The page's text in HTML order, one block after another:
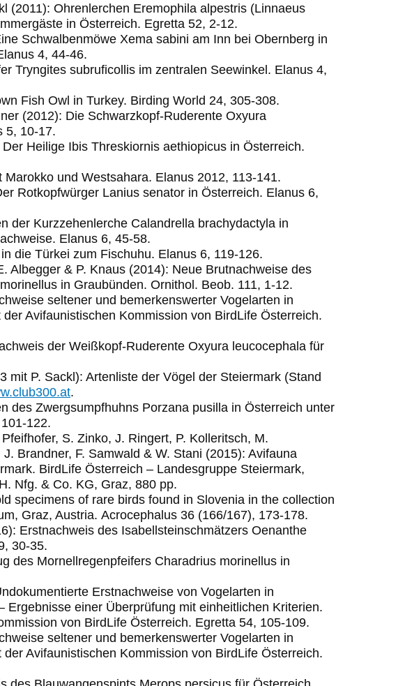
(2011): Ohrenlerchen Eremophila alpestris (Linnaeus
in Österreich. Egretta 52, 2-12.
Schwalbenmöwe Xema sabini am Inn bei Obernberg in
4, 44-46.
Tryngites subruficollis im zentralen Seewinkel. Elanus 4,
Fish Owl in Turkey. Birding World 24, 305-308.
(2012): Die Schwarzkopf-Ruderente Oxyura
5, 10-17.
Heilige Ibis Threskiornis aethiopicus in Österreich.
und Westsahara. Elanus 2012, 113-141.
Rotkopfwürger Lanius senator in Österreich. Elanus 6,
der Kurzzehenlerche Calandrella brachydactyla in
Elanus 6, 45-58.
die Türkei zum Fischuhu. Elanus 6, 119-126.
Albegger & P. Knaus (2014): Neue Brutnachweise des
in Graubünden. Ornithol. Beob. 111, 1-12.
seltener und bemerkenswerter Vogelarten in
Avifaunistischen Kommission von BirdLife Österreich.
der Weißkopf-Ruderente Oxyura leucocephala für
mit P. Sackl): Artenliste der Vögel der Steiermark (Stand
.
des Zwergsumpfhuhns Porzana pusilla in Österreich unter
122.
S. Zinko, J. Ringert, P. Kolleritsch, M.
Brandner, F. Samwald & W. Stani (2015): Avifauna
BirdLife Österreich – Landesgruppe Steiermark,
Nfg. & Co. KG, Graz, 880 pp.
specimens of rare birds found in Slovenia in the collection
Graz, Austria. Acrocephalus 36 (166/167), 173-178.
Erstnachweis des Isabellsteinschmätzers Oenanthe
30-35.
des Mornellregenpfeifers Charadrius morinellus in
Erstnachweise von Vogelarten in
Ergebnisse einer Überprüfung mit einheitlichen Kriterien.
von BirdLife Österreich. Egretta 54, 105-109.
seltener und bemerkenswerter Vogelarten in
Avifaunistischen Kommission von BirdLife Österreich.